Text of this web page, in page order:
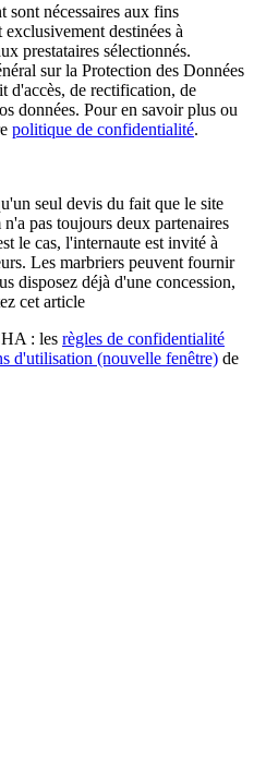
sont nécessaires aux fins
destinées à
prestataires sélectionnés.
sur la Protection des Données
d'accès, de rectification, de
données. Pour en savoir plus ou
politique de confidentialité.
seul devis du fait que le site
pas toujours deux partenaires
le cas, l'internaute est invité à
Les marbriers peuvent fournir
disposez déjà d'une concession,
cet article
: les règles de confidentialité
d'utilisation (nouvelle fenêtre) de